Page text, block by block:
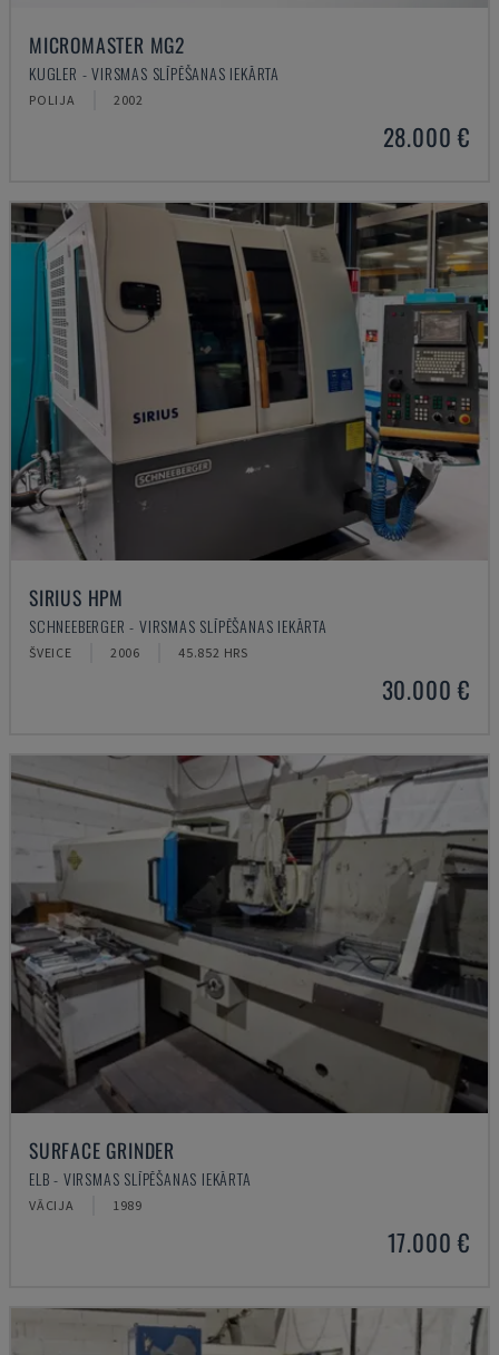
MICROMASTER MG2
KUGLER - VIRSMAS SLĪPĒŠANAS IEKĀRTA
POLIJA 2002
28.000 €
SIRIUS HPM
SCHNEEBERGER - VIRSMAS SLĪPĒŠANAS IEKĀRTA
ŠVEICE 2006 45.852 HRS
30.000 €
SURFACE GRINDER
ELB - VIRSMAS SLĪPĒŠANAS IEKĀRTA
VĀCIJA 1989
17.000 €